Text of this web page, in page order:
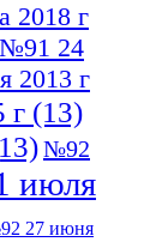
2018 г
№91 24
2013 г
г (13)
№92
июля
27 июня